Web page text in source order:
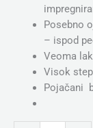
Posebno
– ispod
Veoma
Visok
Pojačani